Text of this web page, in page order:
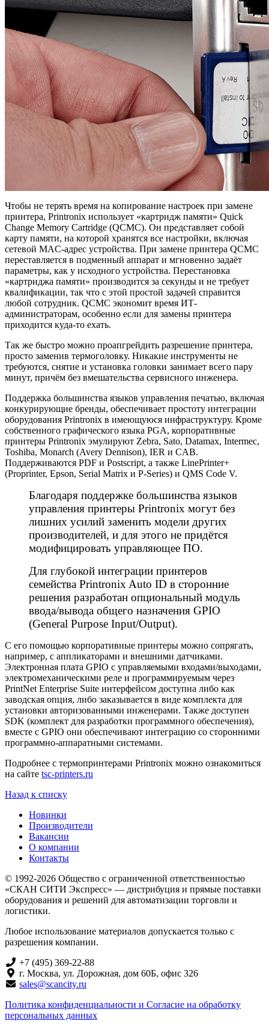
Чтобы не терять время на копирование настроек при замене
принтера, Printronix использует «картридж памяти» Quick
Change Memory Cartridge (QCMC). Он представляет собой
карту памяти, на которой хранятся все настройки, включая
сетевой MAC-адрес устройства. При замене принтера QCMC
переставляется в подменный аппарат и мгновенно задаёт
параметры, как у исходного устройства. Перестановка
«картриджа памяти» производится за секунды и не требует
квалификации, так что с этой простой задачей справится
любой сотрудник. QCMC экономит время ИТ-
администраторам, особенно если для замены принтера
приходится куда-то ехать.
Так же быстро можно проапгрейдить разрешение принтера,
просто заменив термоголовку. Никакие инструменты не
требуются, снятие и установка головки занимает всего пару
минут, причём без вмешательства сервисного инженера.
Поддержка большинства языков управления печатью, включая
конкурирующие бренды, обеспечивает простоту интеграции
оборудования Printronix в имеющуюся инфраструктуру. Кроме
собственного графического языка PGA, корпоративные
принтеры Printronix эмулируют Zebra, Sato, Datamax, Intermec,
Toshiba, Monarch (Avery Dennison), IER и CAB.
Поддерживаются PDF и Postscript, а также LinePrinter+
(Proprinter, Epson, Serial Matrix и P-Series) и QMS Code V.
Благодаря поддержке большинства языков
управления принтеры Printronix могут без
лишних усилий заменить модели других
производителей, и для этого не придётся
модифицировать управляющее ПО.
Для глубокой интеграции принтеров
семейства Printronix Auto ID в сторонние
решения разработан опциональный модуль
ввода/вывода общего назначения GPIO
(General Purpose Input/Output).
С его помощью корпоративные принтеры можно сопрягать,
например, с аппликаторами и внешними датчиками.
Электронная плата GPIO с управляемыми входами/выходами,
электромеханическими реле и программируемым через
PrintNet Enterprise Suite интерфейсом доступна либо как
заводская опция, либо заказывается в виде комплекта для
установки авторизованными инженерами. Также доступен
SDK (комплект для разработки программного обеспечения),
вместе с GPIO они обеспечивают интеграцию со сторонними
программно-аппаратными системами.
Подробнее с термопринтерами Printronix можно ознакомиться
на сайте tsc-printers.ru
Назад к списку
Новинки
Производители
Вакансии
О компании
Контакты
© 1992-2026 Общество с ограниченной ответственностью
«СКАН СИТИ Экспресс» — дистрибуция и прямые поставки
оборудования и решений для автоматизации торговли и
логистики.
Любое использование материалов допускается только с
разрешения компании.
+7 (495) 369-22-88
г. Москва, ул. Дорожная, дом 60Б, офис 326
sales@scancity.ru
Политика конфиденциальности и Согласие на обработку
персональных данных